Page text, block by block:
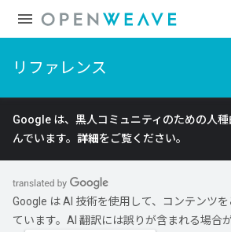
リファレンス
Google は、黒人コミュニティのための人
んでいます。 詳細をご覧ください。
Google は AI 技術を使用して、コンテンツ
ています。AI 翻訳には誤りが含まれる場合